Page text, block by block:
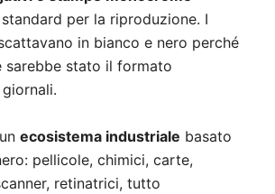
per la riproduzione. I
in bianco e nero perché
sarebbe stato il formato
ecosistema industriale basato
pellicole, chimici, carte,
retinatrici, tutto